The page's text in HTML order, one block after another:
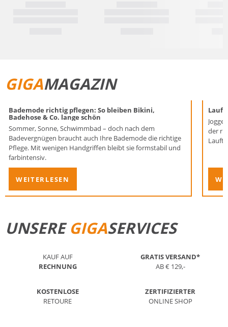
GIGAMAGAZIN
Bademode richtig pflegen: So bleiben Bikini,
Badehose & Co. lange schön
Sommer, Sonne, Schwimmbad – doch nach dem
Badevergnügen braucht auch Ihre Bademode die richtige
Pflege. Mit wenigen Handgriffen bleibt sie formstabil und
farbintensiv.
WEITERLESEN
der
UNSEREGIGASERVICES
KAUF AUF
RECHNUNG
GRATIS VERSAND*
AB € 129,-
KOSTENLOSE
RETOURE
ZERTIFIZIERTER
ONLINE SHOP